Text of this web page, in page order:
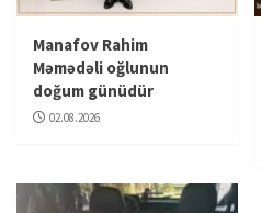
Manafov Rahim
Məmədəli oğlunun
doğum günüdür
02.08.2026